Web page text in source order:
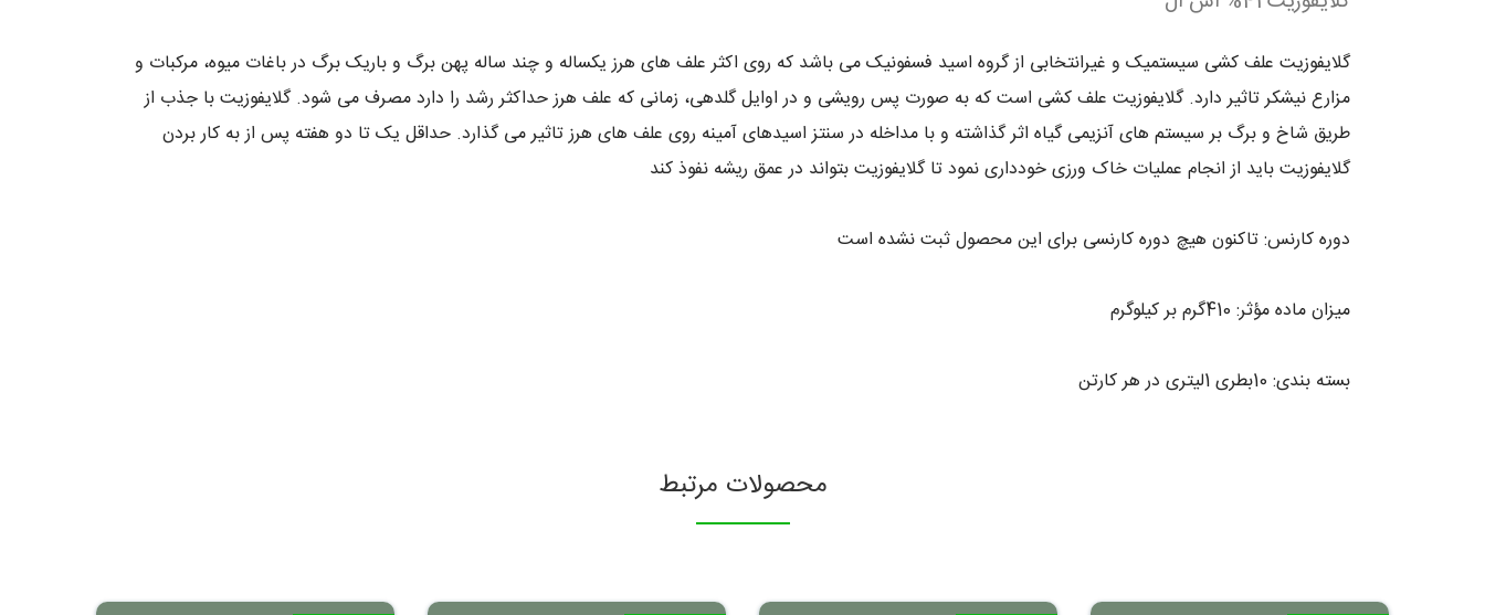
گلایفوزیت علف کشی سیستمیک و غیرانتخابی از گروه اسید فسفونیک می باشد که روی اکثر علف های هرز یکساله و چند ساله پهن برگ و باریک برگ در باغات میوه، مرکبات و
مزارع نیشکر تاثیر دارد. گلایفوزیت علف کشی است که به صورت پس رویشی و در اوایل گلدهی، زمانی که علف هرز حداکثر رشد را دارد مصرف می شود. گلایفوزیت با جذب از
طریق شاخ و برگ بر سیستم های آنزیمی گیاه اثر گذاشته و با مداخله در سنتز اسیدهای آمینه روی علف های هرز تاثیر می گذارد. حداقل یک تا دو هفته پس از به کار بردن
گلایفوزیت باید از انجام عملیات خاک ورزی خودداری نمود تا گلایفوزیت بتواند در عمق ریشه نفوذ کند
دوره کارنس: تاکنون هیچ دوره کارنسی برای این محصول ثبت نشده است
میزان ماده مؤثر: 410گرم بر کیلوگرم
بسته بندی: 10بطری 1لیتری در هر کارتن
محصولات مرتبط